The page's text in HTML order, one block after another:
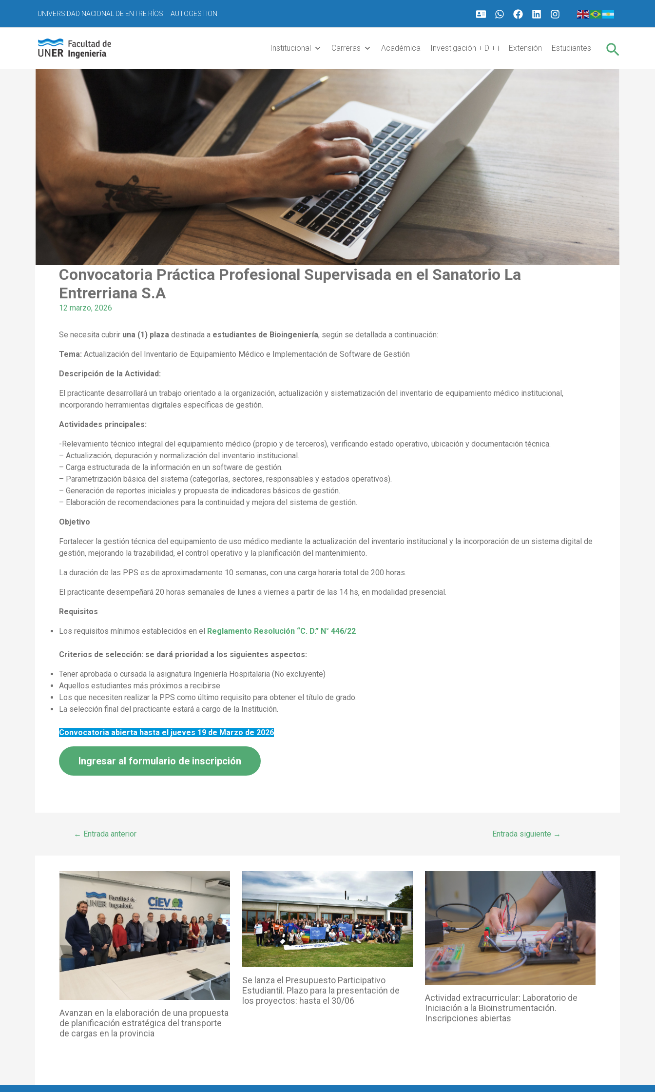
contenido
UNIVERSIDAD NACIONAL DE ENTRE RÍOS AUTOGESTION
Institucional Carreras Académica Investigación + D + i Extensión Estudiantes Buscar
Convocatoria Práctica Profesional Supervisada en el Sanatorio La
Entrerriana S.A
12 marzo, 2026
Se necesita cubrir una (1) plaza destinada a estudiantes de Bioingeniería, según se detallada a continuación:
Tema: Actualización del Inventario de Equipamiento Médico e Implementación de Software de Gestión
Descripción de la Actividad:
El practicante desarrollará un trabajo orientado a la organización, actualización y sistematización del inventario de equipamiento médico institucional,
incorporando herramientas digitales específicas de gestión.
Actividades principales:
-Relevamiento técnico integral del equipamiento médico (propio y de terceros), verificando estado operativo, ubicación y documentación técnica.
– Actualización, depuración y normalización del inventario institucional.
– Carga estructurada de la información en un software de gestión.
– Parametrización básica del sistema (categorías, sectores, responsables y estados operativos).
– Generación de reportes iniciales y propuesta de indicadores básicos de gestión.
– Elaboración de recomendaciones para la continuidad y mejora del sistema de gestión.
Objetivo
Fortalecer la gestión técnica del equipamiento de uso médico mediante la actualización del inventario institucional y la incorporación de un sistema digital de
gestión, mejorando la trazabilidad, el control operativo y la planificación del mantenimiento.
La duración de las PPS es de aproximadamente 10 semanas, con una carga horaria total de 200 horas.
El practicante desempeñará 20 horas semanales de lunes a viernes a partir de las 14 hs, en modalidad presencial.
Requisitos
Los requisitos mínimos establecidos en el Reglamento Resolución “C. D.” N° 446/22
Criterios de selección: se dará prioridad a los siguientes aspectos:
Tener aprobada o cursada la asignatura Ingeniería Hospitalaria (No excluyente)
Aquellos estudiantes más próximos a recibirse
Los que necesiten realizar la PPS como último requisito para obtener el título de grado.
La selección final del practicante estará a cargo de la Institución.
Convocatoria abierta hasta el jueves 19 de Marzo de 2026
Ingresar al formulario de inscripción
de
entradas
← Entrada anterior Entrada siguiente →
Avanzan en la elaboración de una propuesta
de planificación estratégica del transporte
de cargas en la provincia
Se lanza el Presupuesto Participativo
Estudiantil. Plazo para la presentación de
los proyectos: hasta el 30/06
Actividad extracurricular: Laboratorio de
Iniciación a la Bioinstrumentación.
Inscripciones abiertas